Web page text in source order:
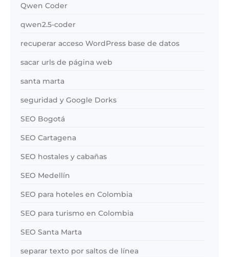
Qwen Coder
qwen2.5-coder
recuperar acceso WordPress base de datos
sacar urls de página web
santa marta
seguridad y Google Dorks
SEO Bogotá
SEO Cartagena
SEO hostales y cabañas
SEO Medellín
SEO para hoteles en Colombia
SEO para turismo en Colombia
SEO Santa Marta
separar texto por saltos de línea